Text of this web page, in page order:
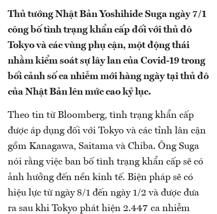
Thủ tướng Nhật Bản Yoshihide Suga ngày 7/1
công bố tình trạng khẩn cấp đối với thủ đô
Tokyo và các vùng phụ cận, một động thái
nhằm kiểm soát sự lây lan của Covid-19 trong
bối cảnh số ca nhiễm mới hàng ngày tại thủ đô
của Nhật Bản lên mức cao kỷ lục.
Theo tin từ Bloomberg, tình trạng khẩn cấp
được áp dụng đối với Tokyo và các tỉnh lân cận
gồm Kanagawa, Saitama và Chiba. Ông Suga
nói rằng việc ban bố tình trạng khẩn cấp sẽ có
ảnh hưởng đến nền kinh tế. Biện pháp sẽ có
hiệu lực từ ngày 8/1 đến ngày 1/2 và được đưa
ra sau khi Tokyo phát hiện 2.447 ca nhiễm